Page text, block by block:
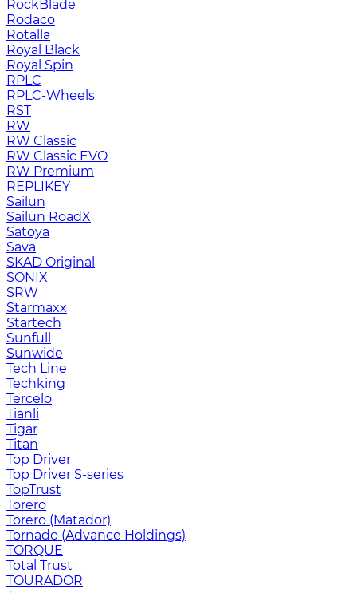
RockBlade
Rodaco
Rotalla
Royal Black
Royal Spin
RPLC
RPLC-Wheels
RST
RW
RW Classic
RW Classic EVO
RW Premium
RЕPLIKEY
Sailun
Sailun RoadX
Satoya
Sava
SKAD Original
SONIX
SRW
Starmaxx
Startech
Sunfull
Sunwide
Tech Line
Techking
Tercelo
Tianli
Tigar
Titan
Top Driver
Top Driver S-series
TopTrust
Torero
Torero (Matador)
Tornado (Advance Holdings)
TORQUE
Total Trust
TOURADOR